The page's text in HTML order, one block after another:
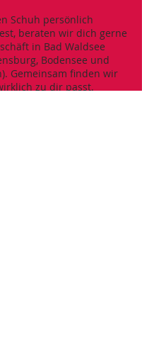
Schuh persönlich
beraten wir dich gerne
in Bad Waldsee
Bodensee und
Gemeinsam finden wir
zu dir passt.